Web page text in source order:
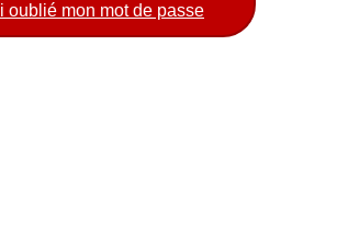
oublié mon mot de passe